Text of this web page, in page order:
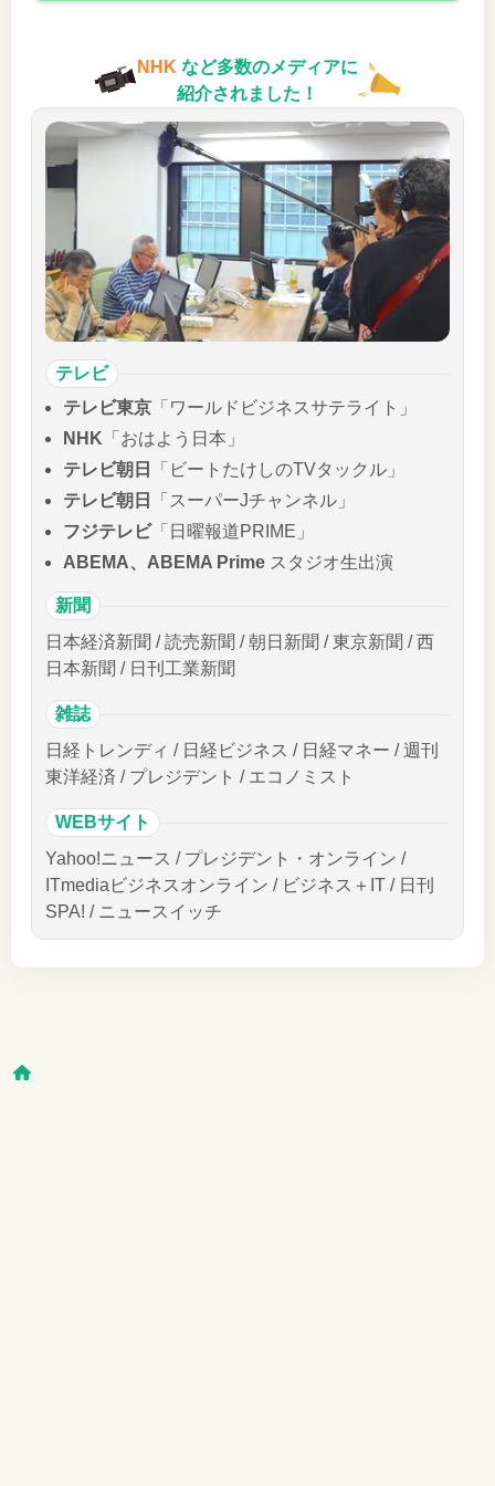
NHK など多数のメディアに
紹介されました！
テレビ
テレビ東京 「ワールドビジネスサテライト」
NHK 「おはよう日本」
テレビ朝日
「ビートたけしのTVタックル」
テレビ朝日
「スーパーJチャンネル」
フジテレビ「日曜報道PRIME」
ABEMA、ABEMA Prime スタジオ生出演
新聞
日本経済新聞 / 読売新聞 / 朝日新聞 / 東京新聞 / 西
日本新聞 / 日刊工業新聞
雑誌
日経トレンディ / 日経ビジネス / 日経マネー / 週刊
東洋経済 / プレジデント / エコノミスト
WEBサイト
Yahoo!ニュース / プレジデント・オンライン /
ITmediaビジネスオンライン / ビジネス＋IT / 日刊
SPA! / ニュースイッチ